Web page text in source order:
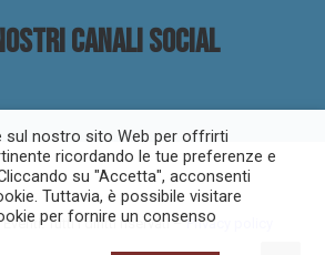
canali social
Tutti i diritti riservati –Privacy policy
sul nostro sito Web per offrirti
ricordando le tue preferenze e
su "Accetta", acconsenti
Tuttavia, è possibile visitare
per fornire un consenso